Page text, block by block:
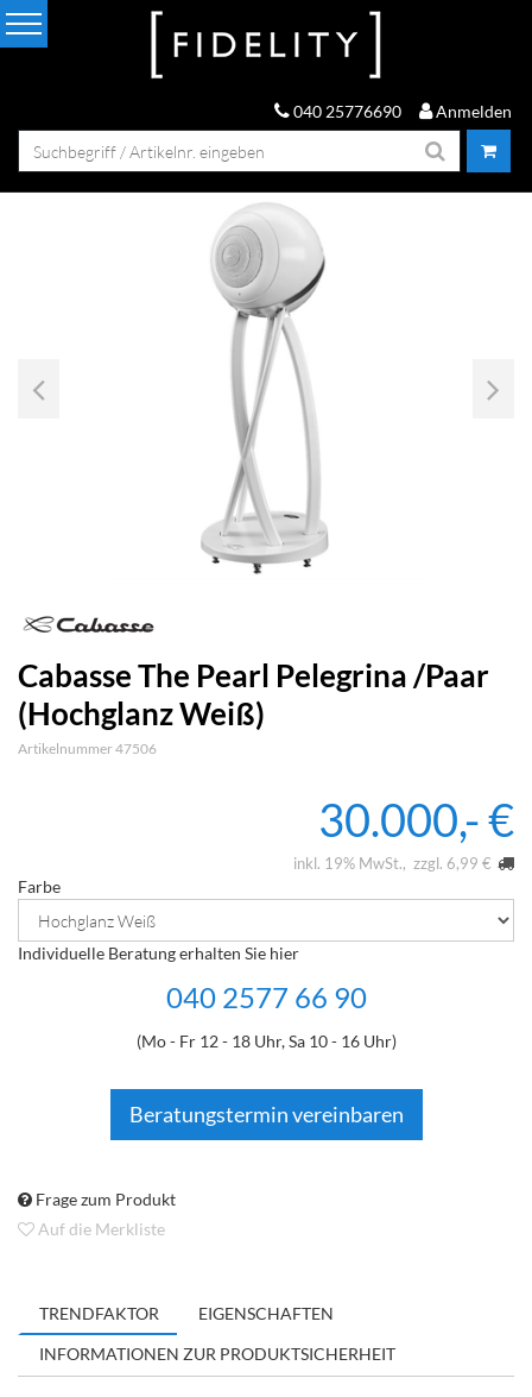
040 25776690 Anmelden
Cabasse The Pearl Pelegrina /Paar
(Hochglanz Weiß)
Artikelnummer 47506
30.000,- €
inkl. 19% MwSt. zzgl. 6,99 €
Farbe
Individuelle Beratung erhalten Sie hier
040 2577 66 90
(Mo - Fr 12 - 18 Uhr, Sa 10 - 16 Uhr)
Beratungstermin vereinbaren
Frage zum Produkt
Auf die Merkliste
TRENDFAKTOR
EIGENSCHAFTEN
INFORMATIONEN ZUR PRODUKTSICHERHEIT